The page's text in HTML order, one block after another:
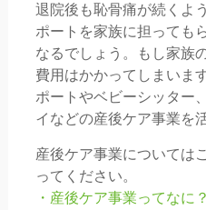
退院後も恥骨痛が続くよ
ポートを家族に担っても
なるでしょう。もし家族
費用はかかってしまいま
ポートやベビーシッター
イなどの産後ケア事業を
産後ケア事業については
ってください。
・産後ケア事業ってなに